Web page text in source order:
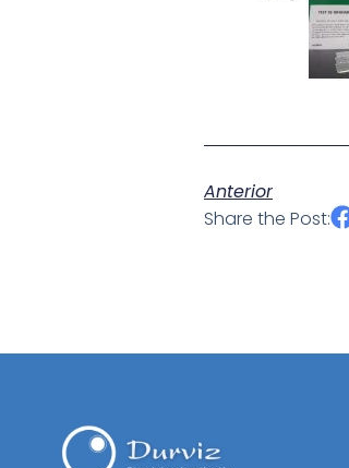
Anterior
Share the Post: